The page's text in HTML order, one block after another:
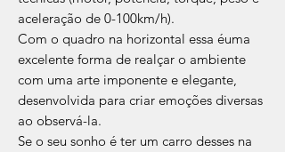
aceleração de 0-100km/h).
Com o quadro na horizontal essa éuma
excelente forma de realçar o ambiente
com uma arte imponente e elegante,
desenvolvida para criar emoções diversas
ao observá-la.
Se o seu sonho é ter um carro desses na